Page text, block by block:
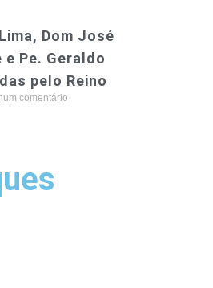
Dom José
Pe. Geraldo
pelo Reino
comentário